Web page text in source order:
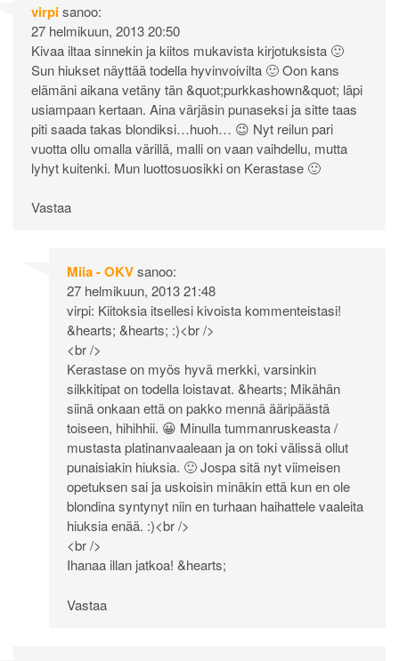
virpisanoo:
27 helmikuun, 2013 20:50
Kivaa iltaa sinnekin ja kiitos mukavista kirjotuksista 🙂
Sun hiukset näyttää todella hyvinvoivilta 🙂 Oon kans
elämäni aikana vetäny tän &quot;purkkashown&quot; läpi
usiampaan kertaan. Aina värjäsin punaseksi ja sitte taas
piti saada takas blondiksi…huoh… 😉 Nyt reilun pari
vuotta ollu omalla värillä, malli on vaan vaihdellu, mutta
lyhyt kuitenki. Mun luottosuosikki on Kerastase 🙂
Vastaa
Miia - OKVsanoo:
27 helmikuun, 2013 21:48
virpi: Kiitoksia itsellesi kivoista kommenteistasi!
&hearts; &hearts; :)<br />
<br />
Kerastase on myös hyvä merkki, varsinkin
silkkitipat on todella loistavat. &hearts; Mikähän
siinä onkaan että on pakko mennä ääripäästä
toiseen, hihihhii. 😀 Minulla tummanruskeasta /
mustasta platinanvaaleaan ja on toki välissä ollut
punaisiakin hiuksia. 🙂 Jospa sitä nyt viimeisen
opetuksen sai ja uskoisin minäkin että kun en ole
blondina syntynyt niin en turhaan haihattele vaaleita
hiuksia enää. :)<br />
<br />
Ihanaa illan jatkoa! &hearts;
Vastaa